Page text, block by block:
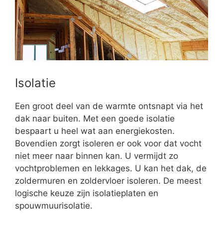
Isolatie
Een groot deel van de warmte ontsnapt via het
dak naar buiten. Met een goede isolatie
bespaart u heel wat aan energiekosten.
Bovendien zorgt isoleren er ook voor dat vocht
niet meer naar binnen kan. U vermijdt zo
vochtproblemen en lekkages. U kan het dak, de
zoldermuren en zoldervloer isoleren. De meest
logische keuze zijn isolatieplaten en
spouwmuurisolatie.